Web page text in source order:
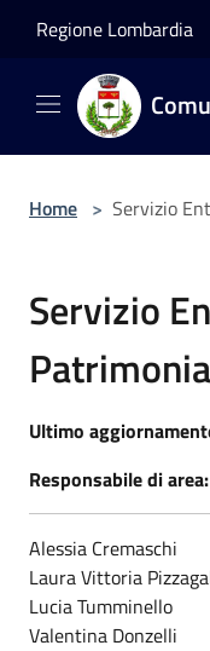
Regione Lombardia
Home > Servizio
Servizio
Ultimo
Responsabile di
Alessia Cremaschi
Laura Vittoria
Lucia Tumminello
Valentina Donzelli